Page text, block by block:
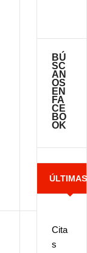
odiaba
21
2024
Publicado
Entrevistas
BÚ
SC
AN
OS
EN
FA
CE
BO
OK
ÚLTIMAS
Cita
s